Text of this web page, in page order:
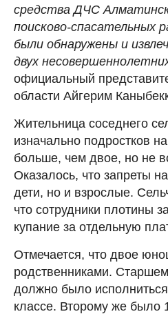
средства ДЧС
поисково-спасательных
были обнаружены и
двух
официальный
области Айгерим
Жительница соседнего
изначально подростков
больше, чем двое, но не
Оказалось, что запреты
дети, но и взрослые.
что сотрудники плотины
купание за отдельную
Отмечается, что двое
родственниками.
должно было
классе. Второму же было